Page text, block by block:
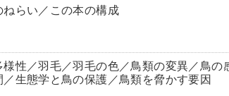
ねらい／この本の構成
様性／羽毛／羽毛の色／鳥類の変異／鳥
／生態学と鳥の保護／鳥類を脅かす要因